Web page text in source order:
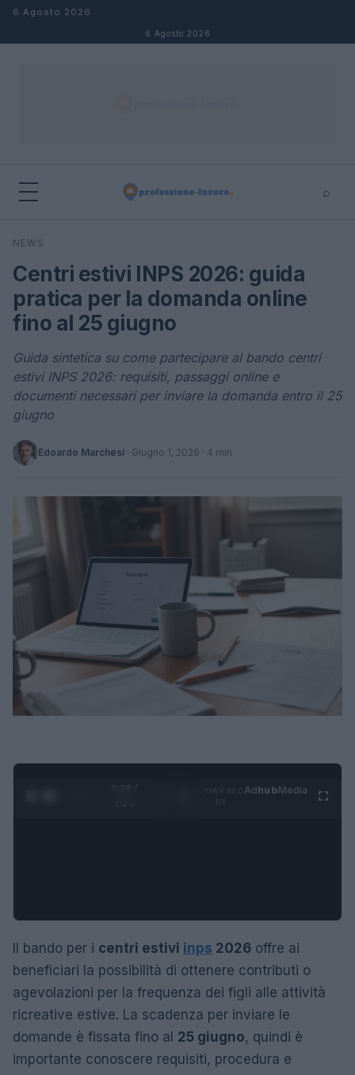
Salta al contenuto
6 Agosto 2026
6 Agosto 2026
⌕
Cerca
NEWS
Centri estivi INPS 2026: guida
pratica per la domanda online
fino al 25 giugno
Guida sintetica su come partecipare al bando centri
estivi INPS 2026: requisiti, passaggi online e
documenti necessari per inviare la domanda entro il 25
giugno
Edoardo Marchesi · Giugno 1, 2026 · 4 min
0:29 /
AdhubMedia
Il bando per i centri estivi inps 2026 offre ai
beneficiari la possibilità di ottenere contributi o
agevolazioni per la frequenza dei figli alle attività
ricreative estive. La scadenza per inviare le
domande è fissata fino al 25 giugno, quindi è
importante conoscere requisiti, procedura e